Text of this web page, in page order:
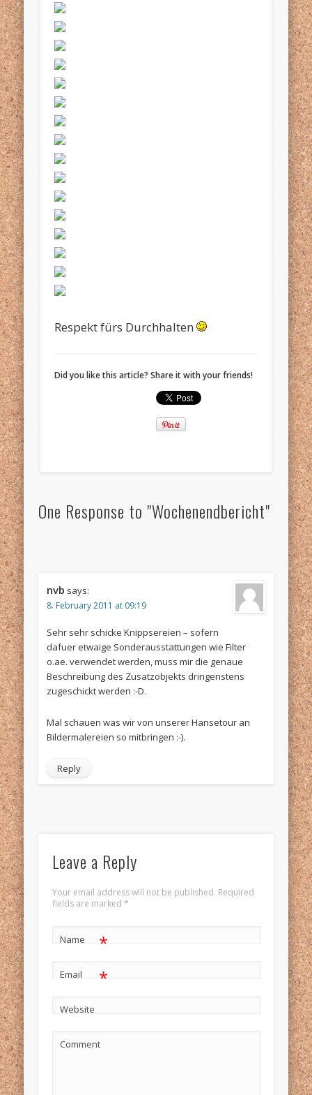
Respekt fürs Durchhalten
Did you like this article? Share it with your friends!
One Response to "Wochenendbericht"
nvb says:
8. February 2011 at 09:19
Sehr sehr schicke Knippsereien – sofern
dafuer etwaige Sonderausstattungen wie Filter
o.ae. verwendet werden, muss mir die genaue
Beschreibung des Zusatzobjekts dringenstens
zugeschickt werden :-D.
Mal schauen was wir von unserer Hansetour an
Bildermalereien so mitbringen :-).
Reply
Leave a Reply
Your email address will not be published. Required
fields are marked *
Name *
Email *
Website
Comment